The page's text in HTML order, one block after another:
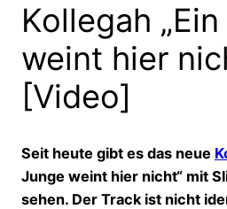
Kollegah
weint hier
[Video]
Seit heute gibt es das neue
Junge weint hier nicht“ mit
sehen. Der Track ist nicht